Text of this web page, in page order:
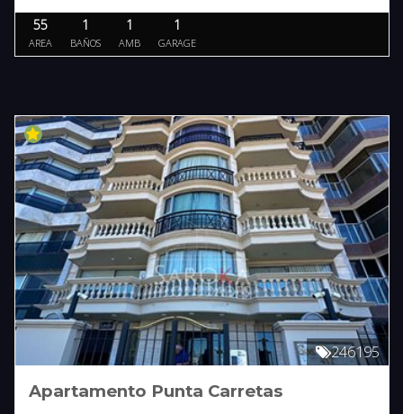
55
AREA
1
BAÑOS
1
AMB
1
GARAGE
246195
Apartamento Punta Carretas